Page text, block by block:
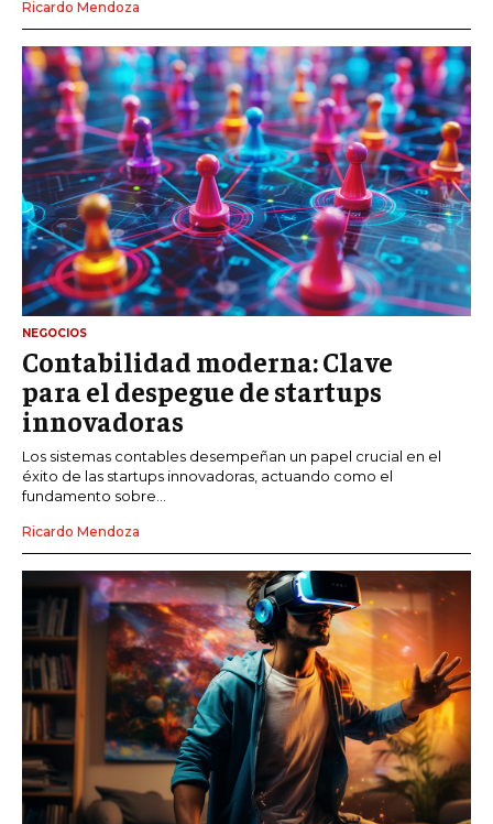
Ricardo Mendoza
NEGOCIOS
Contabilidad moderna: Clave
para el despegue de startups
innovadoras
Los sistemas contables desempeñan un papel crucial en el
éxito de las startups innovadoras, actuando como el
fundamento sobre...
Ricardo Mendoza